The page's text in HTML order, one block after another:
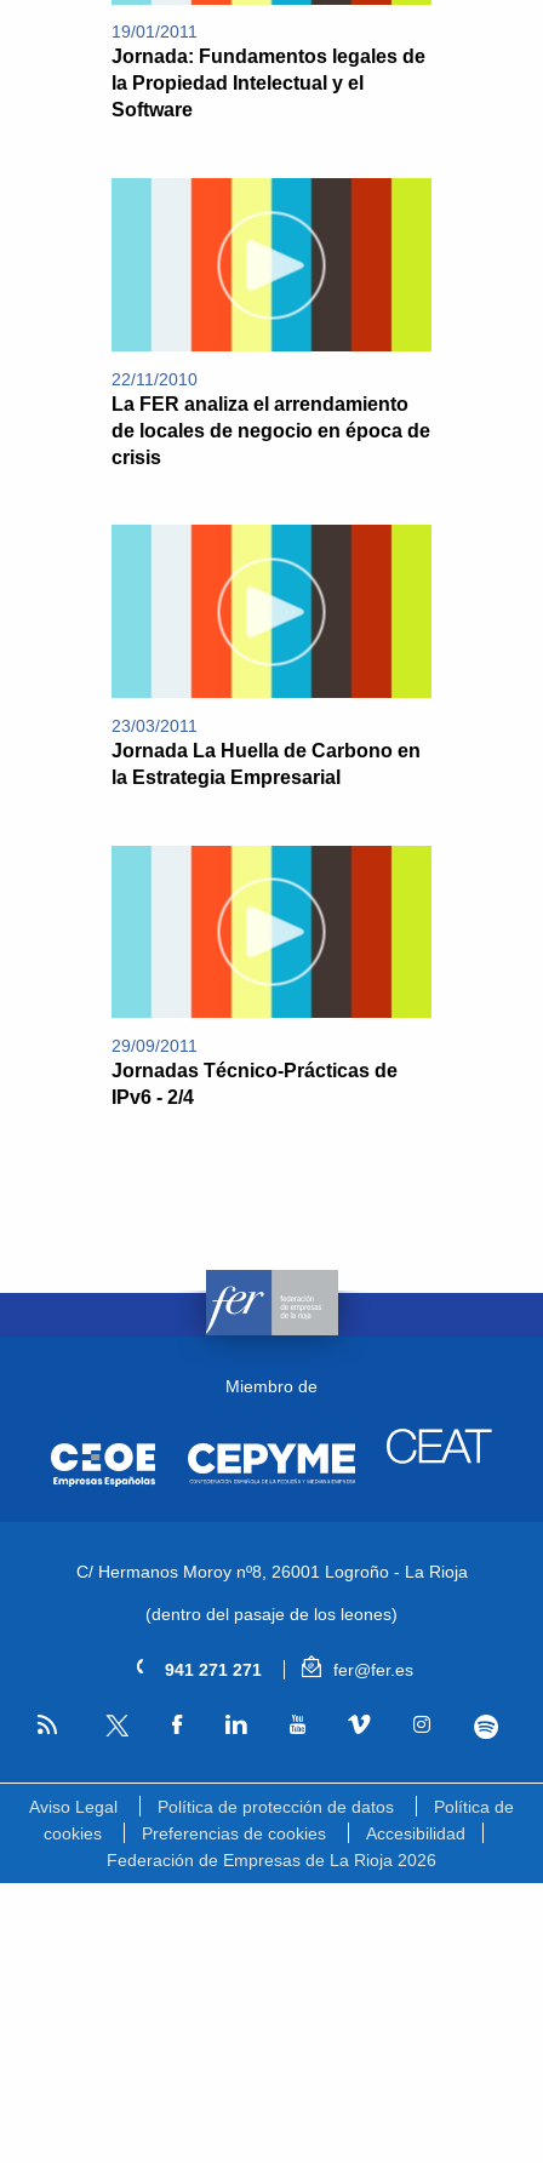
19/01/2011
Jornada: Fundamentos legales de
la Propiedad Intelectual y el
Software
22/11/2010
La FER analiza el arrendamiento
de locales de negocio en época de
crisis
23/03/2011
Jornada La Huella de Carbono en
la Estrategia Empresarial
29/09/2011
Jornadas Técnico-Prácticas de
IPv6 - 2/4
Miembro de
C/ Hermanos Moroy nº8, 26001 Logroño - La Rioja
(dentro del pasaje de los leones)
941 271 271 fer@fer.es
RSS
Aviso Legal Política de protección de datos
Política de
cookies
Preferencias de cookies
Accesibilidad
Federación de Empresas de La Rioja 2026